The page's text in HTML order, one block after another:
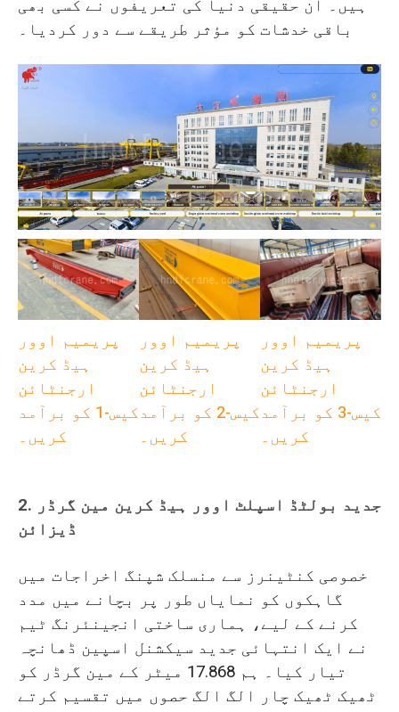
ہیں۔ ان حقیقی دنیا کی تعریفوں نے کسی بھی
باقی خدشات کو مؤثر طریقے سے دور کردیا۔
پریمیم اوور
ہیڈ کرین
ارجنٹائن
کیس-1 کو برآمد
کریں۔
پریمیم اوور
ہیڈ کرین
ارجنٹائن
کیس-2 کو برآمد
کریں۔
پریمیم اوور
ہیڈ کرین
ارجنٹائن
کیس-3 کو برآمد
کریں۔
2. جدید بولٹڈ اسپلٹ اوور ہیڈ کرین مین گرڈر
ڈیزائن
خصوصی کنٹینرز سے منسلک شپنگ اخراجات میں
گاہکوں کو نمایاں طور پر بچانے میں مدد
کرنے کے لیے، ہماری ساختی انجینئرنگ ٹیم
نے ایک انتہائی جدید سیکشنل اسپین ڈھانچہ
تیار کیا۔ ہم 17.868 میٹر کے مین گرڈر کو
ٹھیک ٹھیک چار الگ الگ حصوں میں تقسیم کرتے